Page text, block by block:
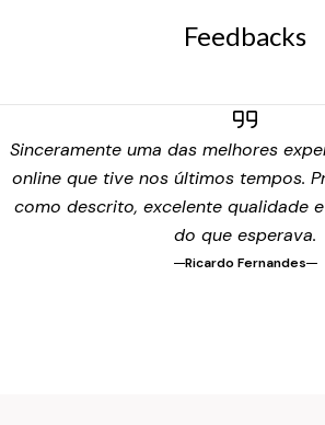
Feedbacks
Sinceramente uma das melhores
online que tive nos últimos tempos.
como descrito, excelente qualidade
do que esperava.
Ricardo Fernandes